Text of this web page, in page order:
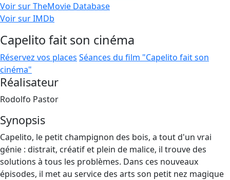
Voir sur TheMovie Database
Voir sur IMDb
Capelito fait son cinéma
Réservez vos places Séances du film "Capelito fait son
cinéma"
Réalisateur
Rodolfo Pastor
Synopsis
Capelito, le petit champignon des bois, a tout d'un vrai
génie : distrait, créatif et plein de malice, il trouve des
solutions à tous les problèmes. Dans ces nouveaux
épisodes, il met au service des arts son petit nez magique